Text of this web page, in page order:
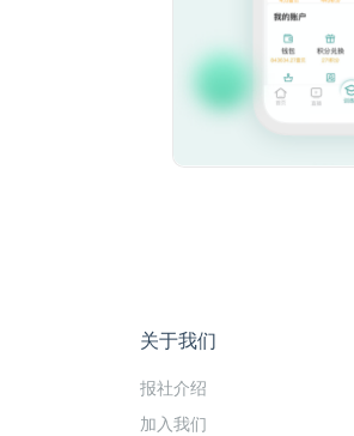
关于我们
报社介绍
加入我们